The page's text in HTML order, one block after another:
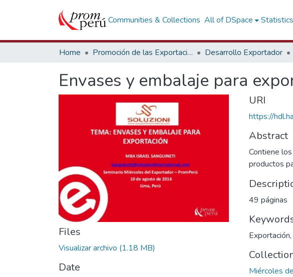
Communities & Collections All of DSpace Statistics
Home Promoción de las Exportaciones Desarrollo Exportador
Envases y embalaje para
Files
Visualizar archivo (1.18 MB)
Date
URI
https://
Abstract
Contiene
productos
49 páginas
Exportación,
Miércoles